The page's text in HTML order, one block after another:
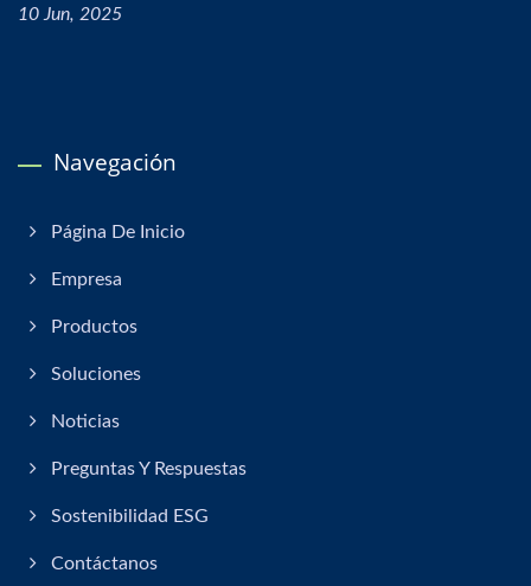
10 Jun, 2025
Navegación
Página De Inicio
Empresa
Productos
Soluciones
Noticias
Preguntas Y Respuestas
Sostenibilidad ESG
Contáctanos